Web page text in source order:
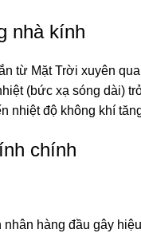
nhà kính
từ Mặt Trời xuyên
(bức xạ sóng dài)
nhiệt độ không khí
chính
hàng đầu gây